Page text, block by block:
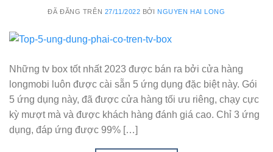
ĐÃ ĐĂNG TRÊN 27/11/2022 BỞI NGUYEN HAI LONG
Những tv box tốt nhất 2023 được bán ra bởi cửa hàng
longmobi luôn được cài sẵn 5 ứng dụng đặc biệt này. Gói
5 ứng dụng này, đã được cửa hàng tối ưu riêng, chạy cực
kỳ mượt mà và được khách hàng đánh giá cao. Chỉ 3 ứng
dụng, đáp ứng được 99% […]